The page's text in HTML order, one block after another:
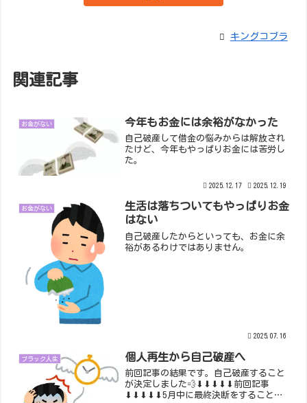
キングコブラ
関連記事
お金がない 今年もお金には余裕がなかった
自己破産して借金の悩みからは解放され
たけど、今年もやっぱりお金には苦労し
た。
2025.12.17 2025.12.19
お金がない
生活は落ちついてもやっぱりお金
はない
自己破産したからといっても、お金に余
裕があるわけではありません。
2025.07.16
ブラック人生 個人再生から自己破産へ
前回記事の結果です。自己破産すること
が決定しました💨⬇⬇⬇⬇⬇前回記事
⬇⬇⬇⬇⬇5月中に最終決断をすることに